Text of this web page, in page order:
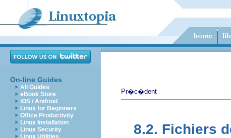
On-line Guides
All Guides
eBook Store
iOS / Android
Linux for Beginners
Office Productivity
Linux Installation
Linux Security
Linux Utilities
Pr�c�dent
8.2. Fichiers